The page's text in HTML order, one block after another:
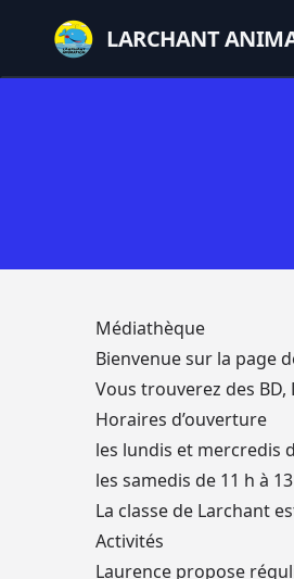
LARCHANT
Médiathèque
Bienvenue sur la page
Vous trouverez des
Horaires d’ouverture
les lundis et mercredis
les samedis de 11 h à
La classe de Larchant
Activités
Laurence propose